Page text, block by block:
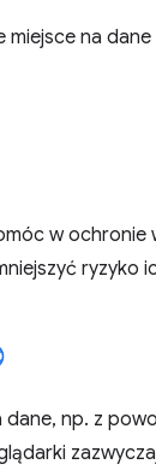
miejsce na dane
w ochronie
ryzyko
dane, np. z